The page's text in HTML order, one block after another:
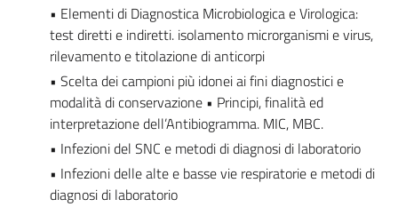
• Elementi di Diagnostica Microbiologica e Virologica:
test diretti e indiretti. isolamento microrganismi e virus,
rilevamento e titolazione di anticorpi
• Scelta dei campioni più idonei ai fini diagnostici e
modalità di conservazione • Principi, finalità ed
interpretazione dell’Antibiogramma. MIC, MBC.
• Infezioni del SNC e metodi di diagnosi di laboratorio
• Infezioni delle alte e basse vie respiratorie e metodi di
diagnosi di laboratorio